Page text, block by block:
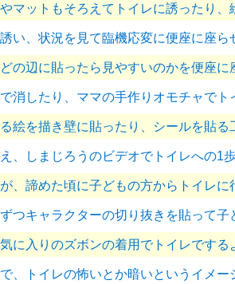
マットもそろえてトイレに誘ったり、
い、状況を見て臨機応変に便座に座ら
の辺に貼ったら見やすいのかを便座に
消したり、ママの手作りオモチャでト
絵を描き壁に貼ったり、シールを貼る
、しまじろうのビデオでトイレへの1
、諦めた頃に子どもの方からトイレに
つキャラクターの切り抜きを貼って子
に入りのズボンの着用でトイレでする
、トイレの怖いとか暗いというイメー